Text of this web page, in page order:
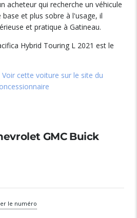
acheteur qui recherche un véhicule
base et plus sobre à l'usage, il
et pratique à Gatineau.
Hybrid Touring L 2021 est le
Voir cette voiture sur le site du
GMC Buick
le numéro